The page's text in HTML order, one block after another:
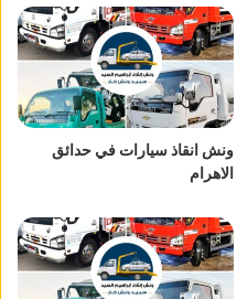
ونش انقاذ سيارات في حدائق
الاهرام